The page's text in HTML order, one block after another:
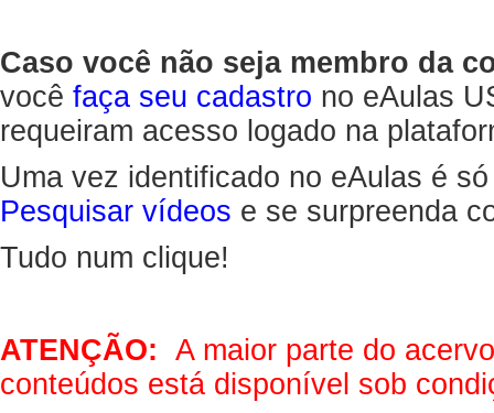
Caso você não seja membro da
você faça seu cadastro no eAulas
requeiram acesso logado na
Uma vez identificado no eAulas é
Pesquisar vídeos e se surpreenda
Tudo num clique!
ATENÇÃO: A maior parte do
conteúdos está disponível sob